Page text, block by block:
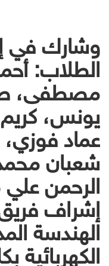
وشارك في
الطلاب:
مصطفى،
يونس،
عماد
شعبان
الرحمن
إشراف
الهندسة
الكهربائية